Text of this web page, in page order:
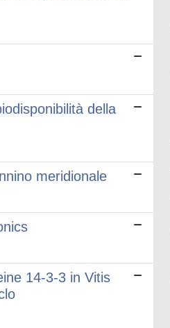
della
meridionale
14-3-3 in Vitis